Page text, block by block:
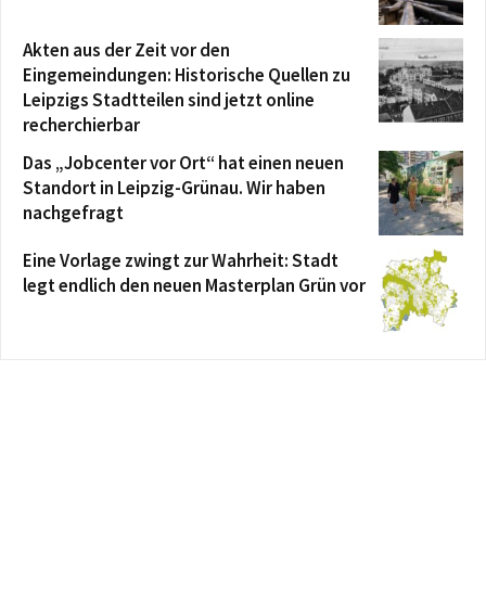
Akten aus der Zeit vor den
Eingemeindungen: Historische Quellen zu
Leipzigs Stadtteilen sind jetzt online
recherchierbar
Das „Jobcenter vor Ort“ hat einen neuen
Standort in Leipzig-Grünau. Wir haben
nachgefragt
Eine Vorlage zwingt zur Wahrheit: Stadt
legt endlich den neuen Masterplan Grün vor